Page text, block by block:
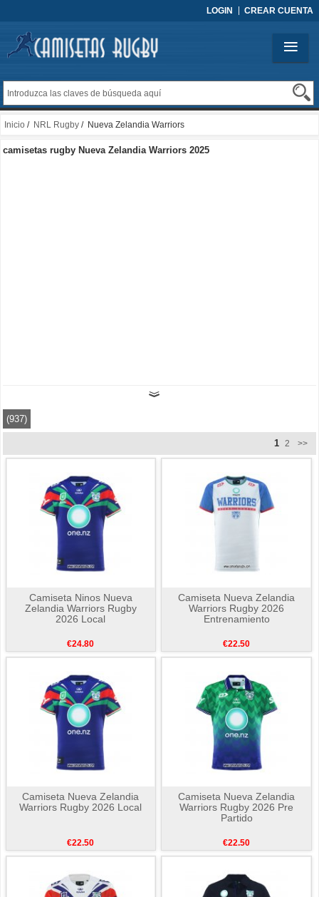
LOGIN CREAR CUENTA
Inicio / NRL Rugby / Nueva Zelandia Warriors
camisetas rugby Nueva Zelandia Warriors 2025
(937)
1 2 >>
Camiseta Ninos Nueva
Zelandia Warriors Rugby
2026 Local
€24.80
Camiseta Nueva Zelandia
Warriors Rugby 2026
Entrenamiento
€22.50
Camiseta Nueva Zelandia
Warriors Rugby 2026 Local
€22.50
Camiseta Nueva Zelandia
Warriors Rugby 2026 Pre
Partido
€22.50